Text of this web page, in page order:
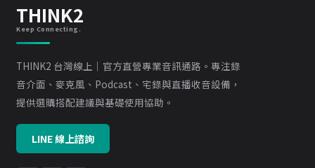
THINK2
Keep Connecting.
THINK2 台灣線上｜官方直營專業音訊通路。專注錄
音介面、麥克風、Podcast、宅錄與直播收音設備，
提供選購搭配建議與基礎使用協助。
LINE 線上諮詢